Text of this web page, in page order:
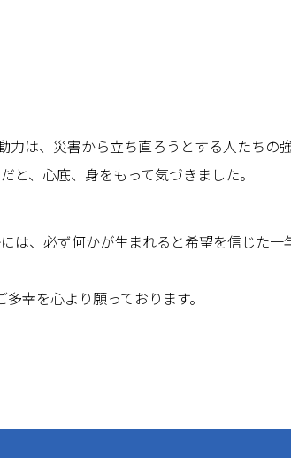
は、災害から立ち直ろうとする人たちの
、心底、身をもって気づきました。
、必ず何かが生まれると希望を信じた一
幸を心より願っております。